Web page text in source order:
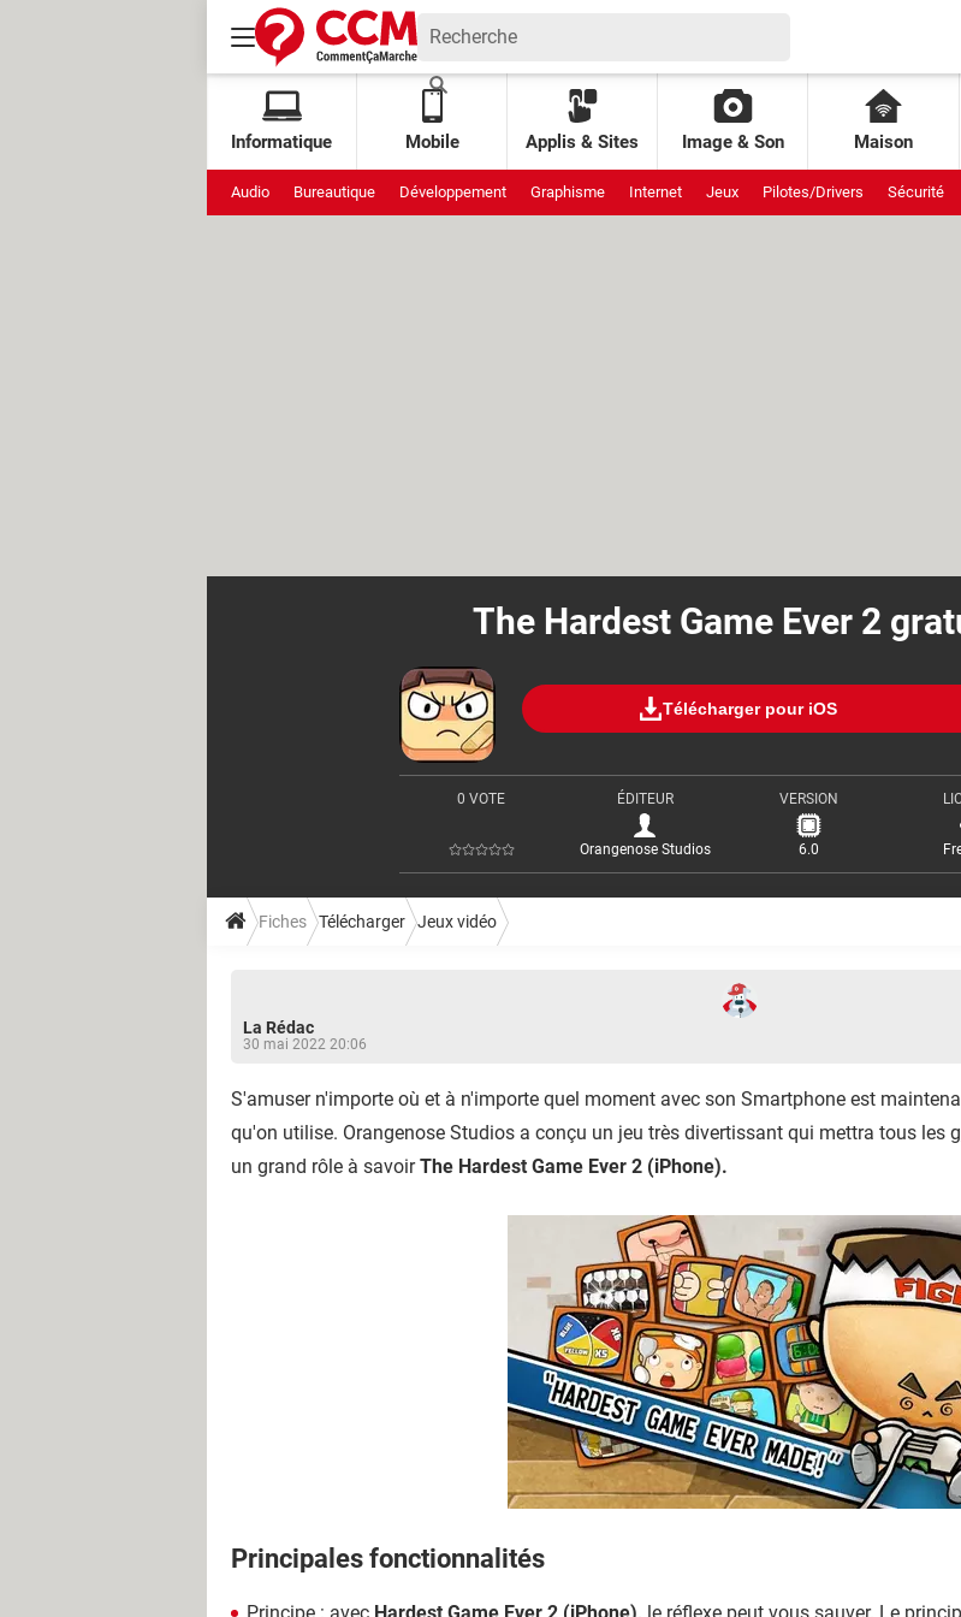
Informatique Mobile Applis & Sites Image & Son Maison
Audio Bureautique Développement Graphisme Internet Jeux Pilotes/Drivers Sécurité
The Hardest Game Ever 2
Télécharger pour iOS
0 VOTE ÉDITEUR
Orangenose Studios
VERSION
6.0
Fiches Télécharger Jeux vidéo
La Rédac
30 mai 2022 20:06
S'amuser n'importe où et à n'importe quel moment avec son Smartphone est
qu'on utilise. Orangenose Studios a conçu un jeu très divertissant qui mettra tous les
un grand rôle à savoirThe Hardest Game Ever 2 (iPhone).
Principales fonctionnalités
Principe : avec Hardest Game Ever 2 (iPhone), le réflexe peut vous sauver. Le